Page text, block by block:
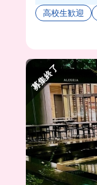
髪色が自由な
ありがとうご
高校生歓迎
募集終了